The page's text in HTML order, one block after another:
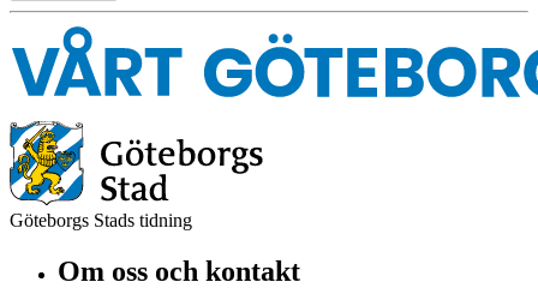
Göteborgs Stads tidning
Om oss och kontakt